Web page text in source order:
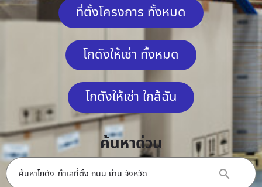
ที่ตั้งโครงการ ทั้งหมด
โกดังให้เช่า ทั้งหมด
โกดังให้เช่า ใกล้ฉัน
ค้นหาด่วน